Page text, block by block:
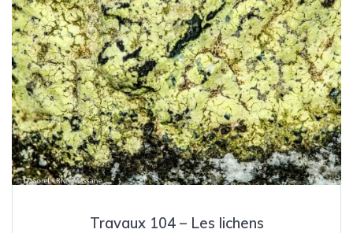
Travaux 104 – Les lichens